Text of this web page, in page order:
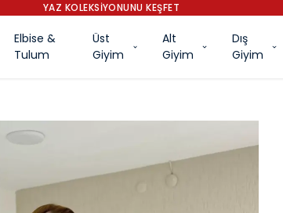
YAZ KOLEKSİYONUNU KEŞFET
Elbise &
Tulum
Üst
Giyim
Alt
Giyim
Dış
Giyim